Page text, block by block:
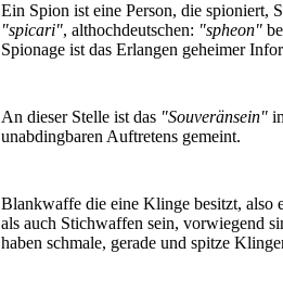
Ein Spion ist eine Person, die spioniert,
"spicari", althochdeutschen: "spheon"
Spionage ist das Erlangen geheimer
An dieser Stelle ist das "Souveränsein"
unabdingbaren Auftretens gemeint.
Blankwaffe die eine Klinge besitzt,
als auch Stichwaffen sein, vorwiegend
haben schmale, gerade und spitze